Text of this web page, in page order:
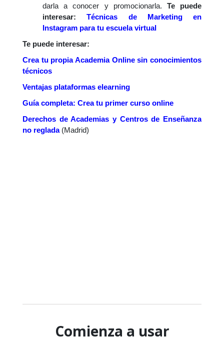
darla a conocer y promocionarla. Te puede
interesar:
Técnicas de Marketing en
Instagram para tu escuela virtual
Te puede interesar:
Crea tu propia Academia Online sin conocimientos
técnicos
Ventajas plataformas elearning
Guía completa: Crea tu primer curso online
Derechos de Academias y Centros de Enseñanza
no reglada(Madrid)
Comienza a usar